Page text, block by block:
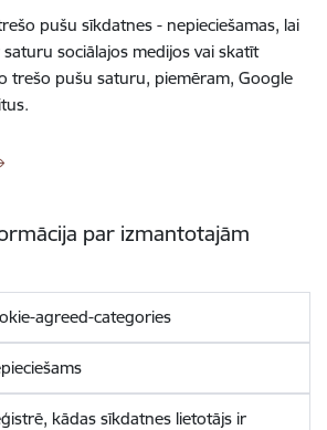
pušu sīkdatnes - nepieciešamas, lai
sociālajos medijos vai skatīt
trešo pušu saturu, piemēram, Google
par izmantotajām
agreed-categories
kādas sīkdatnes lietotājs ir